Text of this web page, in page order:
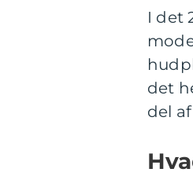
I det
det
del